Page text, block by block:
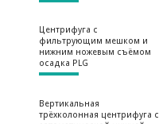
Центрифуга с
фильтрующим мешком и
нижним ножевым съёмом
осадка PLG
Вертикальная
трёхколонная центрифуга с